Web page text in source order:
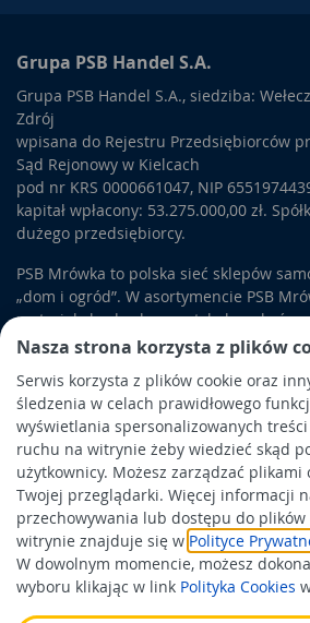
Nasza strona korzysta z plików
Serwis korzysta z plików cookie oraz
śledzenia w celach prawidłowego
wyświetlania spersonalizowanych
ruchu na witrynie żeby wiedzieć skąd
użytkownicy. Możesz zarządzać plikami
Twojej przeglądarki. Więcej informacji
przechowywania lub dostępu do plików
witrynie znajduje się w Polityce
W dowolnym momencie, możesz
wyboru klikając w link Polityka Cookies
Grupa PSB Handel S.A.
Grupa PSB Handel S.A., siedziba:
Zdrój
wpisana do Rejestru Przedsiębiorców
Sąd Rejonowy w Kielcach
pod nr KRS 0000661047, NIP
kapitał wpłacony: 53.275.000,00 zł.
dużego przedsiębiorcy.
PSB Mrówka to polska sieć sklepów
„dom i ogród”. W asortymencie PSB
materiały budowlane, artykuły
wyposażenie łazienek i kuchni,
artykuły związane z ogrodem i
Obowiązek informacyjny
Polityka prywatności
Polityka Cookies
Odbiór zużytego sprzętu
Wspierają nas: